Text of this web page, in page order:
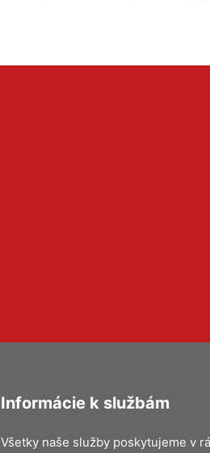
Informácie k službám
Všetky naše služby poskytujeme v